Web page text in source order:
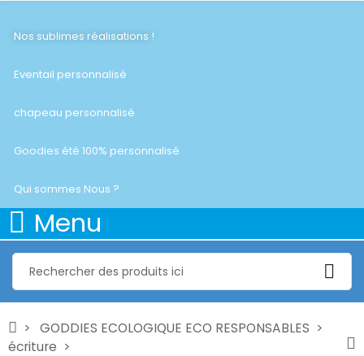
Nos sublimes réalisations !
Eventail personnalisé
chapeau personnalisé
Goodies été 100% personnalisé
Qui sommes Nous ?
Menu
GODDIES ECOLOGIQUE ECO RESPONSABLES
écriture